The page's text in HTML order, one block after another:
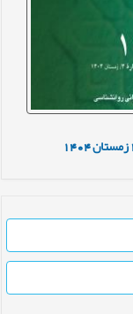
زمستان1404